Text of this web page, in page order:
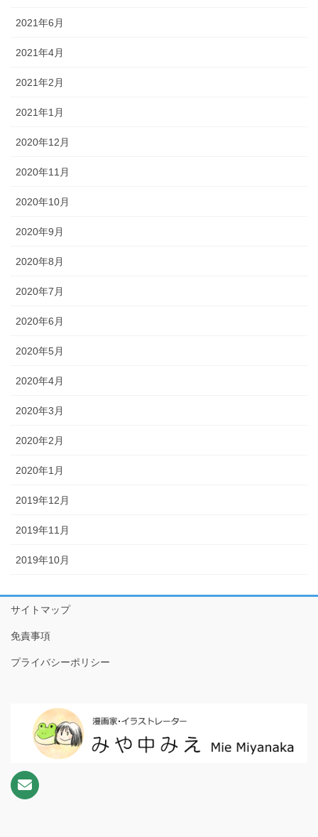
2021年6月
2021年4月
2021年2月
2021年1月
2020年12月
2020年11月
2020年10月
2020年9月
2020年8月
2020年7月
2020年6月
2020年5月
2020年4月
2020年3月
2020年2月
2020年1月
2019年12月
2019年11月
2019年10月
サイトマップ
免責事項
プライバシーポリシー